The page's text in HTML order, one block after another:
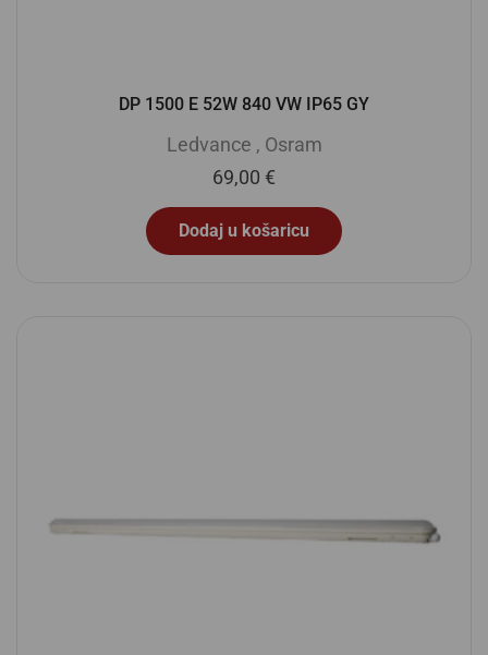
DP 1500 E 52W 840 VW IP65 GY
Ledvance , Osram
69,00 €
Dodaj u košaricu